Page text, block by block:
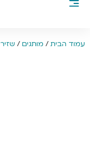
עמוד הבית / מותגים / שזיר